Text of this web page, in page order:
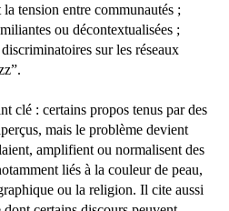
tension entre communautés ;
ou décontextualisées ;
sur les réseaux
clé : certains propos tenus par des
mais le problème devient
amplifient ou normalisent des
liés à la couleur de peau,
ou la religion. Il cite aussi